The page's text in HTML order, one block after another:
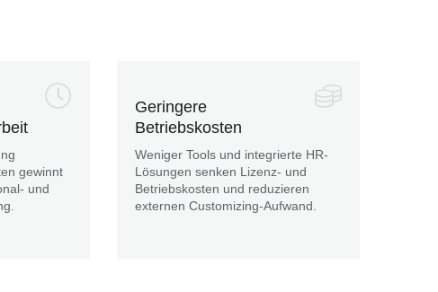
gewinnt
und
Geringere
Betriebskosten
Weniger Tools und integrierte HR-
Lösungen senken Lizenz- und
Betriebskosten und reduzieren
externen Customizing-Aufwand.